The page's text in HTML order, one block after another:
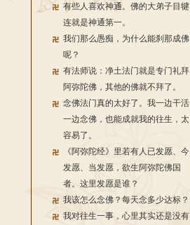
有些人喜欢神通。佛的大弟子目犍
连就是神通第一。
我们那么愚痴，为什么能刹那成佛
呢？
有法师说：净土法门就是专门礼拜
阿弥陀佛，其他的佛就不拜了。
念佛法门真的太好了。我一边干活
一边念佛，也能成就我的往生，太
容易了。
《阿弥陀经》里若有人已发愿、今
发愿、当发愿，欲生阿弥陀佛国
者。这里发愿是谁？
我该怎么念佛？每天念多少达标？
我对往生一事，心里其实还是没有